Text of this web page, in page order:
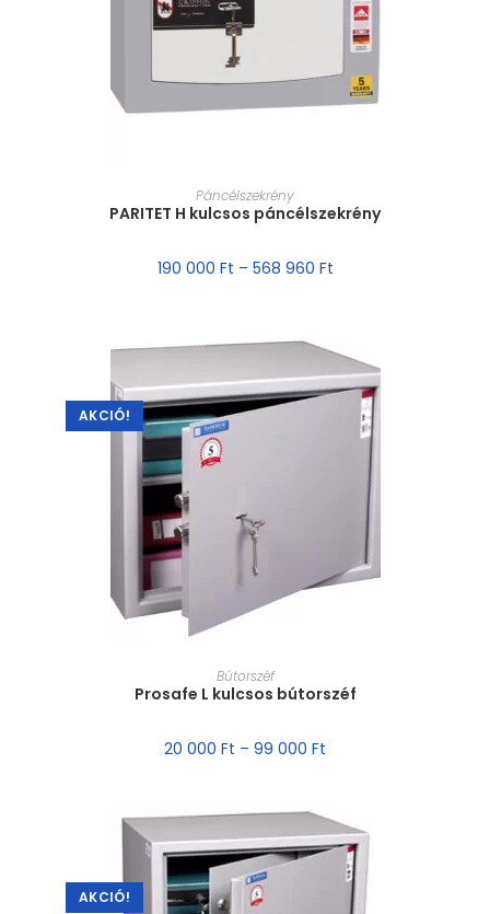
MÉRET VÁLASZTÁSA
Páncélszekrény
PARITET H kulcsos páncélszekrény
190 000 Ft – 568 960 Ft
AKCIÓ!
MÉRET VÁLASZTÁSA
Bútorszéf
Prosafe L kulcsos bútorszéf
20 000 Ft – 99 000 Ft
AKCIÓ!